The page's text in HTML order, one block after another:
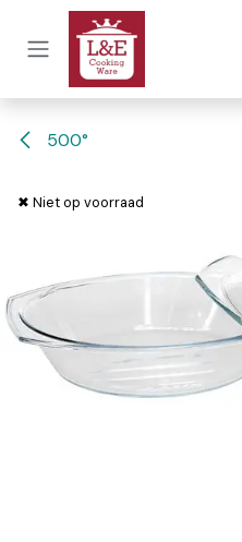
Overslaan naar inhoud
500°
✖ Niet op voorraad